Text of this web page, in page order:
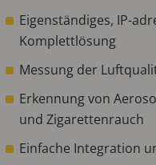
Eigenständiges, IP-
Komplettlösung
Messung der
Erkennung von
und Zigarettenrauch
Einfache Integration